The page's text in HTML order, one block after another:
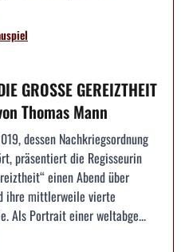
GROSSE GEREIZTHEIT
Thomas Mann
dessen Nachkriegsordnung
präsentiert die Regisseurin
einen Abend über
ihre mittlerweile vierte
Als Portrait einer weltabge...